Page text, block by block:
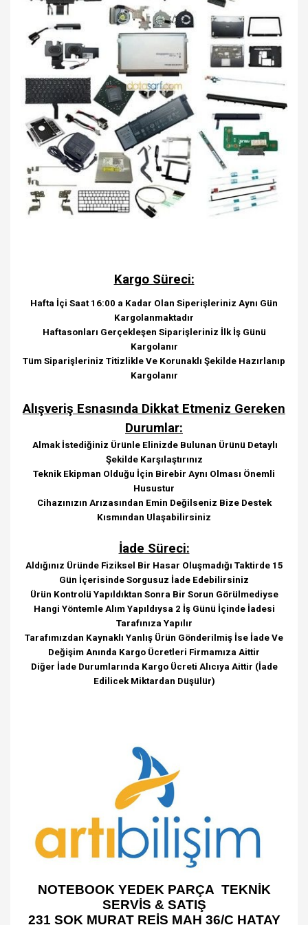
Kargo Süreci:
Hafta İçi Saat 16:00 a Kadar Olan Siperişleriniz Aynı Gün
Kargolanmaktadır
Haftasonları Gerçekleşen Siparişleriniz İlk İş Günü
Kargolanır
Tüm Siparişleriniz Titizlikle Ve Korunaklı Şekilde Hazırlanıp
Kargolanır
Alışveriş Esnasında Dikkat Etmeniz Gereken
Durumlar:
Almak İstediğiniz Ürünle Elinizde Bulunan Ürünü Detaylı
Şekilde Karşılaştırınız
Teknik Ekipman Olduğu İçin Birebir Aynı Olması Önemli
Husustur
Cihazınızın Arızasından Emin Değilseniz Bize Destek
Kısmından Ulaşabilirsiniz
İade Süreci:
Aldığınız Üründe Fiziksel Bir Hasar Oluşmadığı Taktirde 15
Gün İçerisinde Sorgusuz İade Edebilirsiniz
Ürün Kontrolü Yapıldıktan Sonra Bir Sorun Görülmediyse
Hangi Yöntemle Alım Yapıldıysa 2 İş Günü İçinde İadesi
Tarafınıza Yapılır
Tarafımızdan Kaynaklı Yanlış Ürün Gönderilmiş İse İade Ve
Değişim Anında Kargo Ücretleri Firmamıza Aittir
Diğer İade Durumlarında Kargo Ücreti Alıcıya Aittir (İade
Edilicek Miktardan Düşülür)
NOTEBOOK YEDEK PARÇA TEKNİK
SERVİS & SATIŞ
231 SOK MURAT REİS MAH 36/C HATAY